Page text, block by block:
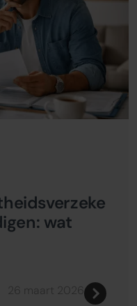
wat